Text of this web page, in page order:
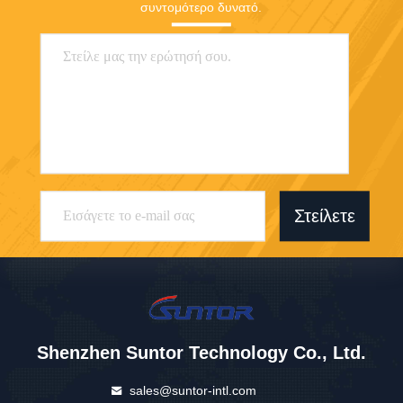
συντομότερο δυνατό.
Στείλετε
Shenzhen Suntor Technology Co., Ltd.
sales@suntor-intl.com